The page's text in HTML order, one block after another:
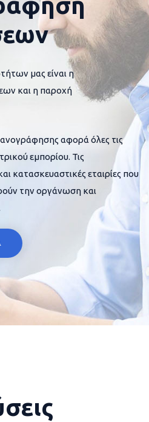
μας είναι η
και η παροχή
αφορά όλες τις
εμπορίου. Τις
κατασκευαστικές εταιρίες που
την οργάνωση και